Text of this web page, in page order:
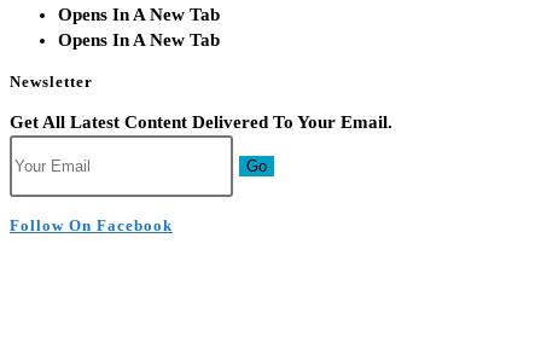
Opens In A New Tab
Opens In A New Tab
Newsletter
Get All Latest Content Delivered To Your Email.
Go
Follow On Facebook